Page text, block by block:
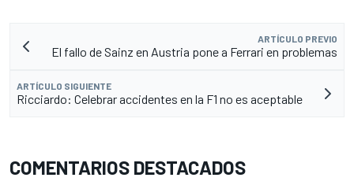
ARTÍCULO PREVIO
El fallo de Sainz en Austria pone a Ferrari en problemas
ARTÍCULO SIGUIENTE
Ricciardo: Celebrar accidentes en la F1 no es aceptable
COMENTARIOS DESTACADOS